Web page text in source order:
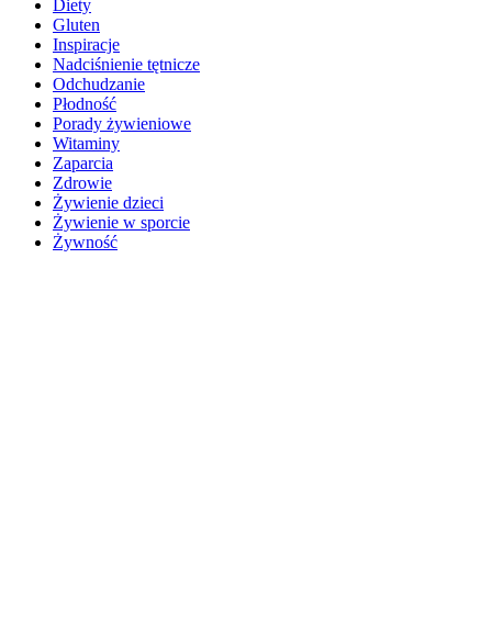
Diety
Gluten
Inspiracje
Nadciśnienie tętnicze
Odchudzanie
Płodność
Porady żywieniowe
Witaminy
Zaparcia
Zdrowie
Żywienie dzieci
Żywienie w sporcie
Żywność